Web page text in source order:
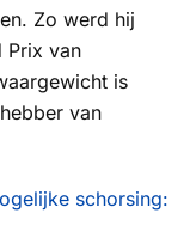
Zo werd hij
Prix van
is
van
schorsing: